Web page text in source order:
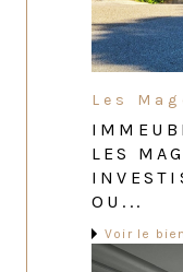
Les
LES
OU...
Voir le bien